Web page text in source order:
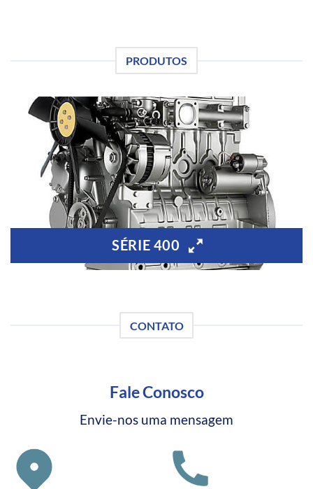
PRODUTOS
SÉRIE 400
CONTATO
Fale Conosco
Envie-nos uma mensagem